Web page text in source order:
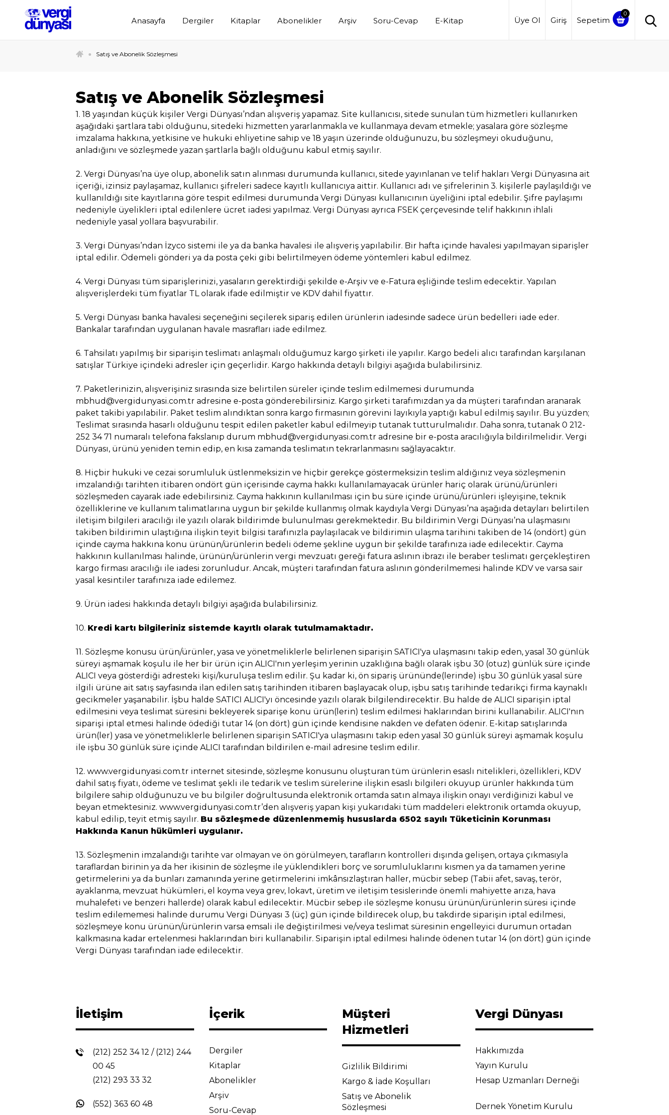
Anasayfa Dergiler Kitaplar Abonelikler Arşiv Soru-Cevap E-Kitap Üye Ol Giriş Sepetim
Satış ve Abonelik Sözleşmesi
Satış ve Abonelik Sözleşmesi
1. 18 yaşından küçük kişiler Vergi Dünyası’ndan alışveriş yapamaz. Site kullanıcısı, sitede sunulan tüm hizmetleri kullanırken
aşağıdaki şartlara tabi olduğunu, sitedeki hizmetten yararlanmakla ve kullanmaya devam etmekle; yasalara göre sözleşme
imzalama hakkına, yetkisine ve hukuki ehliyetine sahip ve 18 yaşın üzerinde olduğunuzu, bu sözleşmeyi okuduğunu,
anladığını ve sözleşmede yazan şartlarla bağlı olduğunu kabul etmiş sayılır.
2. Vergi Dünyası’na üye olup, abonelik satın alınması durumunda kullanıcı, sitede yayınlanan ve telif hakları Vergi Dünyasına ait
içeriği, izinsiz paylaşamaz, kullanıcı şifreleri sadece kayıtlı kullanıcıya aittir. Kullanıcı adı ve şifrelerinin 3. kişilerle paylaşıldığı ve
kullanıldığı site kayıtlarına göre tespit edilmesi durumunda Vergi Dünyası kullanıcının üyeliğini iptal edebilir. Şifre paylaşımı
nedeniyle üyelikleri iptal edilenlere ücret iadesi yapılmaz. Vergi Dünyası ayrıca FSEK çerçevesinde telif hakkının ihlali
nedeniyle yasal yollara başvurabilir.
3. Vergi Dünyası’ndan İzyco sistemi ile ya da banka havalesi ile alışveriş yapılabilir. Bir hafta içinde havalesi yapılmayan siparişler
iptal edilir. Ödemeli gönderi ya da posta çeki gibi belirtilmeyen ödeme yöntemleri kabul edilmez.
4. Vergi Dünyası tüm siparişlerinizi, yasaların gerektirdiği şekilde e-Arşiv ve e-Fatura eşliğinde teslim edecektir. Yapılan
alışverişlerdeki tüm fiyatlar TL olarak ifade edilmiştir ve KDV dahil fiyattır.
5. Vergi Dünyası banka havalesi seçeneğini seçilerek sipariş edilen ürünlerin iadesinde sadece ürün bedelleri iade eder.
Bankalar tarafından uygulanan havale masrafları iade edilmez.
6. Tahsilatı yapılmış bir siparişin teslimatı anlaşmalı olduğumuz kargo şirketi ile yapılır. Kargo bedeli alıcı tarafından karşılanan
satışlar Türkiye içindeki adresler için geçerlidir. Kargo hakkında detaylı bilgiyi aşağıda bulabilirsiniz.
7. Paketlerinizin, alışverişiniz sırasında size belirtilen süreler içinde teslim edilmemesi durumunda
mbhud@vergidunyasi.com.tr adresine e-posta gönderebilirsiniz. Kargo şirketi tarafımızdan ya da müşteri tarafından aranarak
paket takibi yapılabilir. Paket teslim alındıktan sonra kargo firmasının görevini layıkıyla yaptığı kabul edilmiş sayılır. Bu yüzden;
Teslimat sırasında hasarlı olduğunu tespit edilen paketler kabul edilmeyip tutanak tutturulmalıdır. Daha sonra, tutanak 0 212-
252 34 71 numaralı telefona fakslanıp durum mbhud@vergidunyasi.com.tr adresine bir e-posta aracılığıyla bildirilmelidir. Vergi
Dünyası, ürünü yeniden temin edip, en kısa zamanda teslimatın tekrarlanmasını sağlayacaktır.
8. Hiçbir hukuki ve cezai sorumluluk üstlenmeksizin ve hiçbir gerekçe göstermeksizin teslim aldığınız veya sözleşmenin
imzalandığı tarihten itibaren ondört gün içerisinde cayma hakkı kullanılamayacak ürünler hariç olarak ürünü/ürünleri
sözleşmeden cayarak iade edebilirsiniz. Cayma hakkının kullanılması için bu süre içinde ürünü/ürünleri işleyişine, teknik
özelliklerine ve kullanım talimatlarına uygun bir şekilde kullanmış olmak kaydıyla Vergi Dünyası’na aşağıda detayları belirtilen
iletişim bilgileri aracılığı ile yazılı olarak bildirimde bulunulması gerekmektedir. Bu bildirimin Vergi Dünyası’na ulaşmasını
takiben bildirimin ulaştığına ilişkin teyit bilgisi tarafınızla paylaşılacak ve bildirimin ulaşma tarihini takiben de 14 (ondört) gün
içinde cayma hakkına konu ürünün/ürünlerin bedeli ödeme şekline uygun bir şekilde tarafınıza iade edilecektir. Cayma
hakkının kullanılması halinde, ürünün/ürünlerin vergi mevzuatı gereği fatura aslının ibrazı ile beraber teslimatı gerçekleştiren
kargo firması aracılığı ile iadesi zorunludur. Ancak, müşteri tarafından fatura aslının gönderilmemesi halinde KDV ve varsa sair
yasal kesintiler tarafınıza iade edilemez.
9. Ürün iadesi hakkında detaylı bilgiyi aşağıda bulabilirsiniz.
10. Kredi kartı bilgileriniz sistemde kayıtlı olarak tutulmamaktadır.
11. Sözleşme konusu ürün/ürünler, yasa ve yönetmeliklerle belirlenen siparişin SATICI'ya ulaşmasını takip eden, yasal 30 günlük
süreyi aşmamak koşulu ile her bir ürün için ALICI'nın yerleşim yerinin uzaklığına bağlı olarak işbu 30 (otuz) günlük süre içinde
ALICI veya gösterdiği adresteki kişi/kuruluşa teslim edilir. Şu kadar ki, ön sipariş ürününde(lerinde) işbu 30 günlük yasal süre
ilgili ürüne ait satış sayfasında ilan edilen satış tarihinden itibaren başlayacak olup, işbu satış tarihinde tedarikçi firma kaynaklı
gecikmeler yaşanabilir. İşbu halde SATICI ALICI'yı öncesinde yazılı olarak bilgilendirecektir. Bu halde de ALICI siparişin iptal
edilmesini veya teslimat süresini bekleyerek siparişe konu ürün(lerin) teslim edilmesi haklarından birini kullanabilir. ALICI'nın
siparişi iptal etmesi halinde ödediği tutar 14 (on dört) gün içinde kendisine nakden ve defaten ödenir. E-kitap satışlarında
ürün(ler) yasa ve yönetmeliklerle belirlenen siparişin SATICI'ya ulaşmasını takip eden yasal 30 günlük süreyi aşmamak koşulu
ile işbu 30 günlük süre içinde ALICI tarafından bildirilen e-mail adresine teslim edilir.
12. www.vergidunyasi.com.tr internet sitesinde, sözleşme konusunu oluşturan tüm ürünlerin esaslı nitelikleri, özellikleri, KDV
dahil satış fiyatı, ödeme ve teslimat şekli ile tedarik ve teslim sürelerine ilişkin esaslı bilgileri okuyup ürünler hakkında tüm
bilgilere sahip olduğunuzu ve bu bilgiler doğrultusunda elektronik ortamda satın almaya ilişkin onayı verdiğinizi kabul ve
beyan etmektesiniz. www.vergidunyasi.com.tr’den alışveriş yapan kişi yukarıdaki tüm maddeleri elektronik ortamda okuyup,
kabul edilip, teyit etmiş sayılır. Bu sözleşmede düzenlenmemiş hususlarda 6502 sayılı Tüketicinin Korunması
Hakkında Kanun hükümleri uygulanır.
13. Sözleşmenin imzalandığı tarihte var olmayan ve ön görülmeyen, tarafların kontrolleri dışında gelişen, ortaya çıkmasıyla
taraflardan birinin ya da her ikisinin de sözleşme ile yüklendikleri borç ve sorumluluklarını kısmen ya da tamamen yerine
getirmelerini ya da bunları zamanında yerine getirmelerini imkânsızlaştıran haller, mücbir sebep (Tabii afet, savaş, terör,
ayaklanma, mevzuat hükümleri, el koyma veya grev, lokavt, üretim ve iletişim tesislerinde önemli mahiyette arıza, hava
muhalefeti ve benzeri hallerde) olarak kabul edilecektir. Mücbir sebep ile sözleşme konusu ürünün/ürünlerin süresi içinde
teslim edilememesi halinde durumu Vergi Dünyası 3 (üç) gün içinde bildirecek olup, bu takdirde siparişin iptal edilmesi,
sözleşmeye konu ürünün/ürünlerin varsa emsali ile değiştirilmesi ve/veya teslimat süresinin engelleyici durumun ortadan
kalkmasına kadar ertelenmesi haklarından biri kullanabilir. Siparişin iptal edilmesi halinde ödenen tutar 14 (on dört) gün içinde
Vergi Dünyası tarafından iade edilecektir.
İletişim
(212) 252 34 12 / (212) 244
00 45
(212) 293 33 32
(552) 363 60 48
İçerik
Dergiler
Kitaplar
Abonelikler
Arşiv
Soru-Cevap
Müşteri
Hizmetleri
Gizlilik Bildirimi
Kargo & İade Koşulları
Satış ve Abonelik
Sözleşmesi
Vergi Dünyası
Hakkımızda
Yayın Kurulu
Hesap Uzmanları Derneği
Dernek Yönetim Kurulu